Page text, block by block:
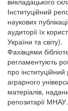
Інституційний
наукових
аудиторії їх
України та світу).
Фахівцями
регламентують
про
аграрного
матеріалів,
репозитарії МНАУ.